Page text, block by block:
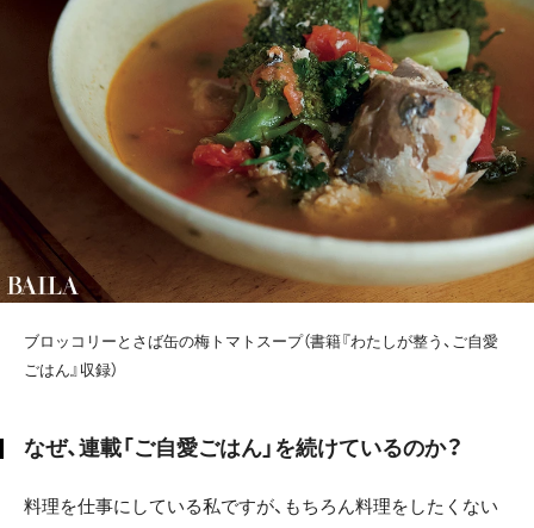
ブロッコリーとさば缶の梅トマトスープ（書籍『わたしが整う、ご自愛
ごはん』収録）
なぜ、連載「ご自愛ごはん」を続けているのか？
料理を仕事にしている私ですが、もちろん料理をしたくない